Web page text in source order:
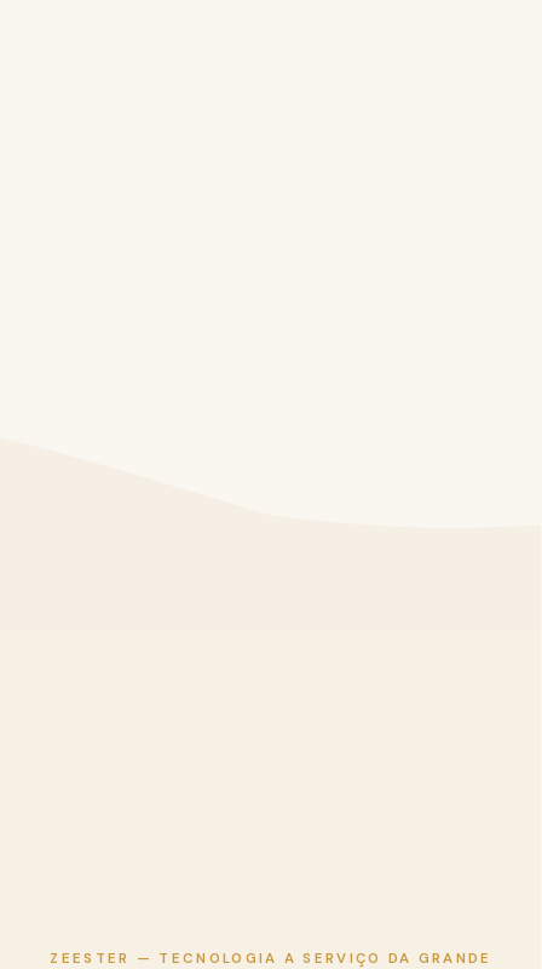
ZEESTER — TECNOLOGIA A SERVIÇO DA GRANDE